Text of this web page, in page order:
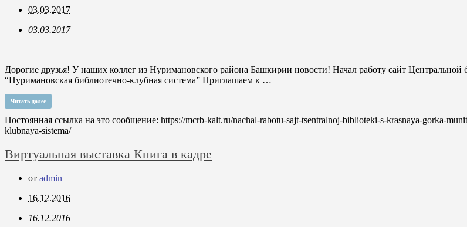
03.03.2017
03.03.2017
Дорогие друзья! У наших коллег из Нуримановского района Башкирии новости! Начал работу сайт
“Нуримановская библиотечно-клубная система” Приглашаем к …
Читать далее
Постоянная ссылка на это сообщение: https://mcrb-kalt.ru/nachal-rabotu-sajt-tsentralnoj-biblioteki-s-krasnaya-gorka-
klubnaya-sistema/
Виртуальная выставка Книга в кадре
от admin
16.12.2016
16.12.2016